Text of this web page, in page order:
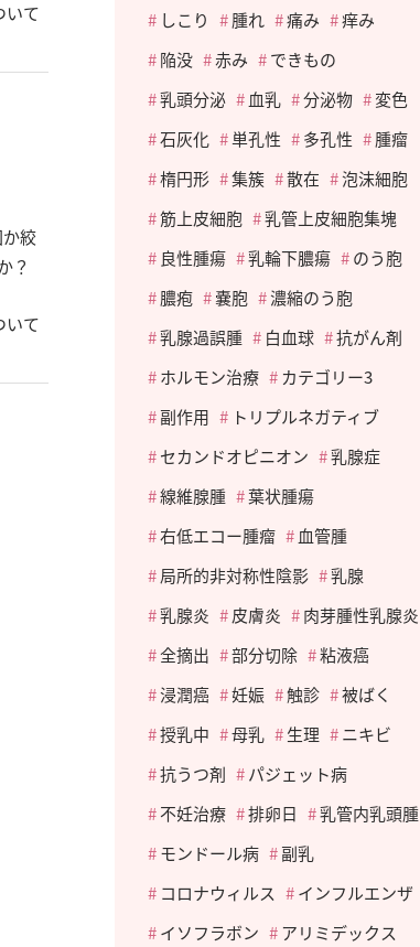
いて
絞
？
いて
しこり
腫れ 痛み
痒み
陥没
赤み
できもの
乳頭分泌
血乳 分泌物
変色
石灰化
単孔性 多孔性
腫瘤
楕円形
集簇 散在
泡沫細胞
筋上皮細胞
乳管上皮細胞集塊
良性腫瘍
乳輪下膿瘍
のう胞
膿疱
嚢胞
濃縮のう胞
乳腺過誤腫
白血球
抗がん剤
ホルモン治療
カテゴリー3
副作用
トリプルネガティブ
セカンドオピニオン
乳腺症
線維腺腫
葉状腫瘍
右低エコー腫瘤
血管腫
局所的非対称性陰影
乳腺
乳腺炎
皮膚炎
肉芽腫性乳腺炎
全摘出
部分切除
粘液癌
浸潤癌
妊娠 触診
被ばく
授乳中
母乳 生理
ニキビ
抗うつ剤
パジェット病
不妊治療
排卵日
乳管内乳頭腫
モンドール病
副乳
コロナウィルス
インフルエンザ
イソフラボン
アリミデックス